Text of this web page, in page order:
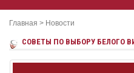
Главная > Новости
СОВЕТЫ ПО ВЫБОРУ БЕЛОГО